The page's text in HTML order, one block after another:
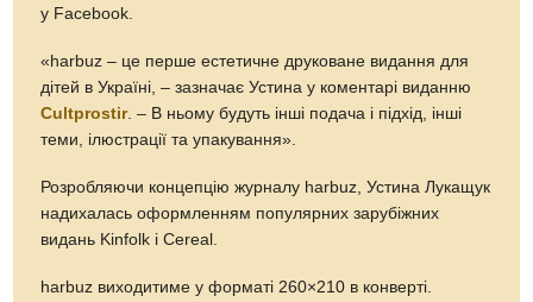
у Facebook.
«harbuz – це перше естетичне друковане видання для
дітей в Україні, – зазначає Устина у коментарі виданню
Сultprostir. – В ньому будуть інші подача і підхід, інші
теми, ілюстрації та упакування».
Розробляючи концепцію журналу harbuz, Устина Лукащук
надихалась оформленням популярних зарубіжних
видань Kinfolk і Cereal.
harbuz виходитиме у форматі 260×210 в конверті.